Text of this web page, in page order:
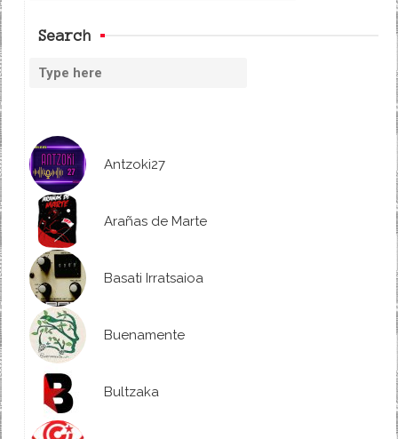
Search
Antzoki27
Arañas de Marte
Basati Irratsaioa
Buenamente
Bultzaka